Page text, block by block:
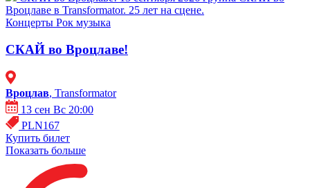
Вроцлаве в Transformator. 25 лет на сцене.
Концерты Рок музыка
СКАЙ во Вроцлаве!
Вроцлав, Transformator
13 сен Вс 20:00
PLN167
Купить билет
Показать больше